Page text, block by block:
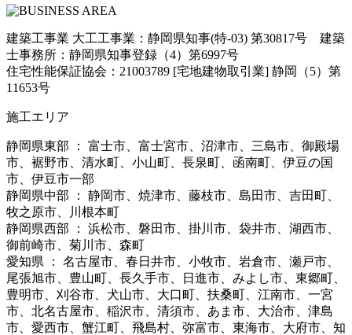
建築工事業 大工工事業：静岡県知事(特-03) 第30817号 建築
士事務所：静岡県知事登録（4）第6997号
住宅性能保証協会：21003789 [宅地建物取引業] 静岡（5）第
11653号
施工エリア
静岡県東部 ： 富士市、富士宮市、沼津市、三島市、御殿場
市、裾野市、清水町、小山町、長泉町、函南町、伊豆の国
市、伊豆市一部
静岡県中部 ： 静岡市、焼津市、藤枝市、島田市、吉田町、
牧之原市、川根本町
静岡県西部 ： 浜松市、磐田市、掛川市、袋井市、湖西市、
御前崎市、菊川市、森町
愛知県 ： 名古屋市、春日井市、小牧市、岩倉市、瀬戸市、
尾張旭市、豊山町、長久手市、日進市、みよし市、東郷町、
豊明市、刈谷市、犬山市、大口町、扶桑町、江南市、一宮
市、北名古屋市、稲沢市、清須市、あま市、大治市、津島
市、愛西市、蟹江町、飛島村、弥富市、東海市、大府市、知